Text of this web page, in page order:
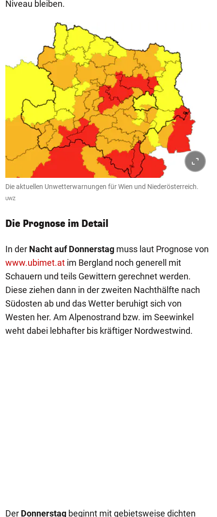
Niveau bleiben.
Die aktuellen Unwetterwarnungen für Wien und Niederösterreich.
UWZ
Die Prognose im Detail
In der Nacht auf Donnerstag muss laut Prognose von
www.ubimet.at im Bergland noch generell mit
Schauern und teils Gewittern gerechnet werden.
Diese ziehen dann in der zweiten Nachthälfte nach
Südosten ab und das Wetter beruhigt sich von
Westen her. Am Alpenostrand bzw. im Seewinkel
weht dabei lebhafter bis kräftiger Nordwestwind.
Der Donnerstag beginnt mit gebietsweise dichten